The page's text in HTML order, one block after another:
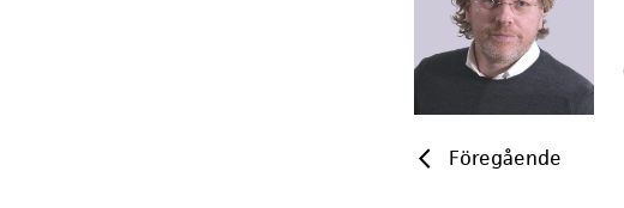
Föregående